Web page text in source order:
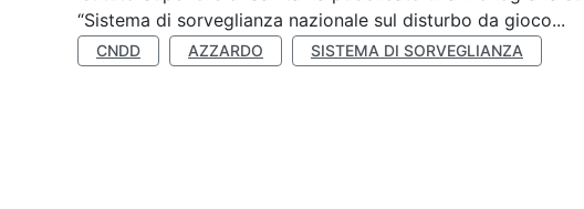
“Sistema di sorveglianza nazionale sul disturbo da gioco...
CNDD AZZARDO SISTEMA DI SORVEGLIANZA